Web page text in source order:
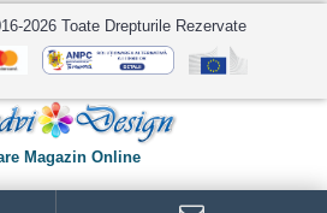
2026 Toate Drepturile Rezervate
Magazin Online